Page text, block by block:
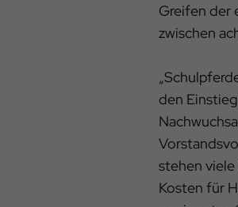
Greifen der
zwischen
den
stehen
Kosten für